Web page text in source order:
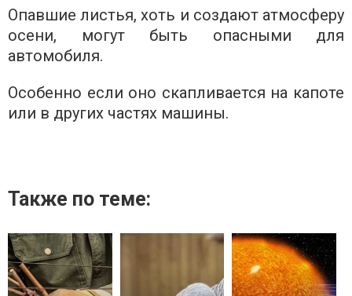
Опавшие листья, хоть и создают атмосферу
осени, могут быть опасными для
автомобиля.
Особенно если оно скапливается на капоте
или в других частях машины.
Также по теме: